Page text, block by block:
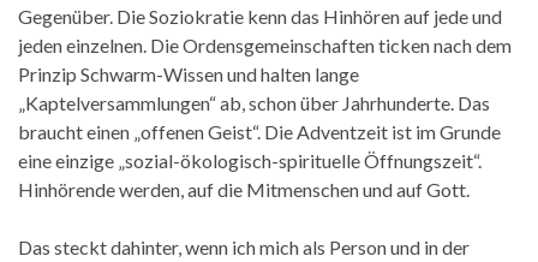
Gegenüber. Die Soziokratie kenn das Hinhören auf jede und
jeden einzelnen. Die Ordensgemeinschaften ticken nach dem
Prinzip Schwarm-Wissen und halten lange
„Kaptelversammlungen“ ab, schon über Jahrhunderte. Das
braucht einen „offenen Geist“. Die Adventzeit ist im Grunde
eine einzige „sozial-ökologisch-spirituelle Öffnungszeit“.
Hinhörende werden, auf die Mitmenschen und auf Gott.
Das steckt dahinter, wenn ich mich als Person und in der